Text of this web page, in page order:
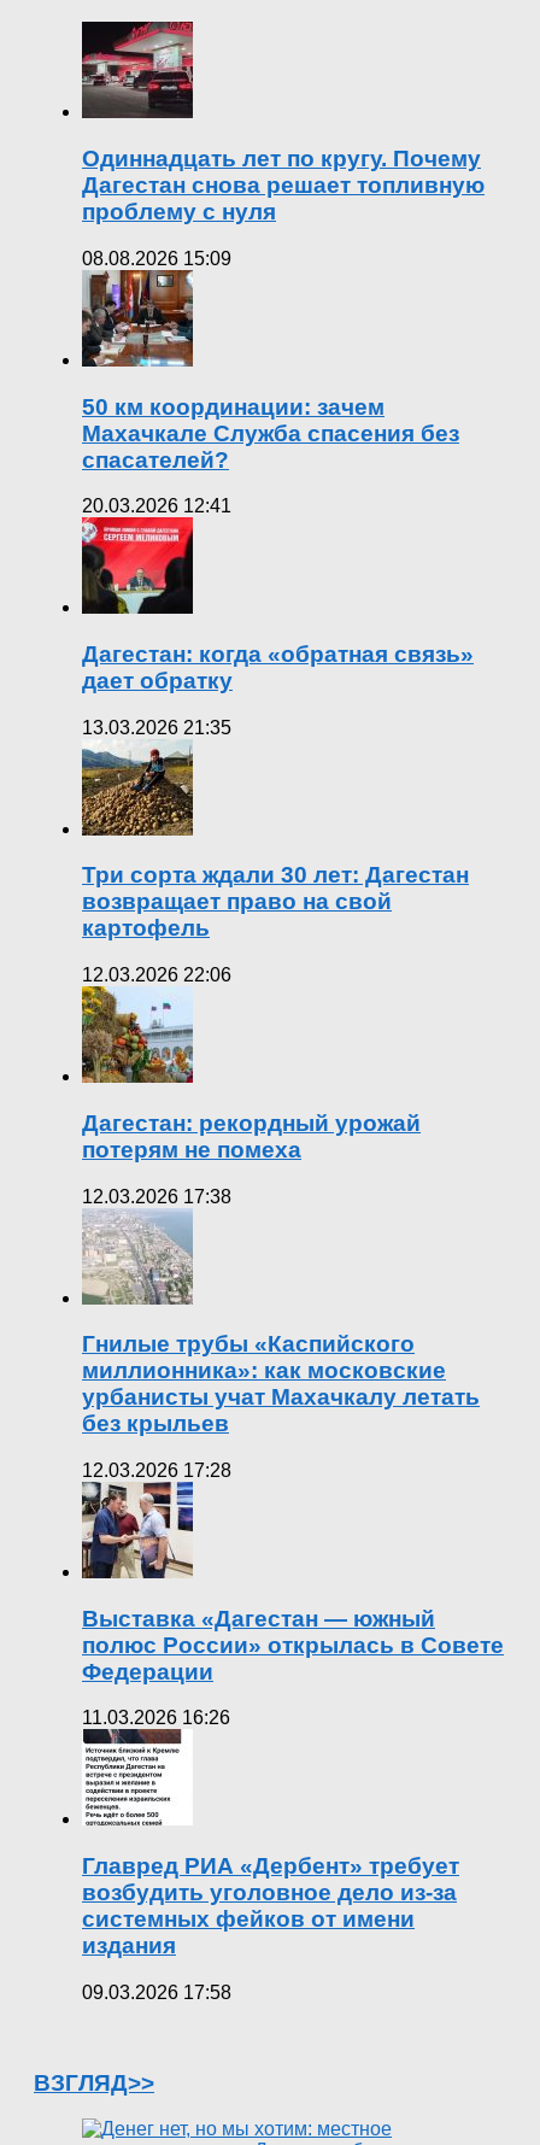
Одиннадцать лет по кругу. Почему
Дагестан снова решает топливную
проблему с нуля
08.08.2026 15:09
50 км координации: зачем
Махачкале Служба спасения без
спасателей?
20.03.2026 12:41
Дагестан: когда «обратная связь»
дает обратку
13.03.2026 21:35
Три сорта ждали 30 лет: Дагестан
возвращает право на свой
картофель
12.03.2026 22:06
Дагестан: рекордный урожай
потерям не помеха
12.03.2026 17:38
Гнилые трубы «Каспийского
миллионника»: как московские
урбанисты учат Махачкалу летать
без крыльев
12.03.2026 17:28
Выставка «Дагестан — южный
полюс России» открылась в Совете
Федерации
11.03.2026 16:26
Главред РИА «Дербент» требует
возбудить уголовное дело из-за
системных фейков от имени
издания
09.03.2026 17:58
ВЗГЛЯД>>